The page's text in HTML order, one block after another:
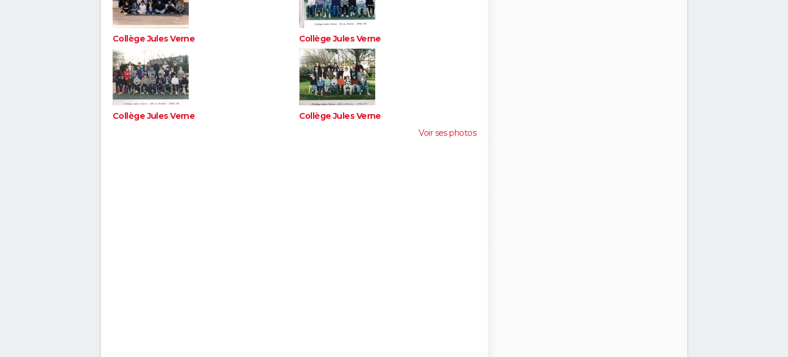
Collège Jules Verne Collège Jules Verne
Collège Jules Verne
Collège Jules Verne
Voir ses photos